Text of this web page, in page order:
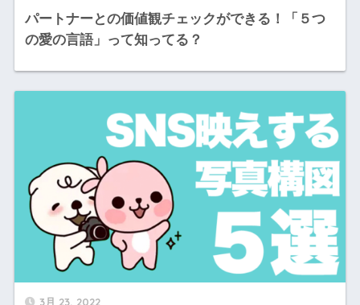
パートナーとの価値観チェックができる！「５つ
の愛の言語」って知ってる？
3月 23, 2022